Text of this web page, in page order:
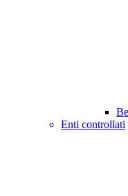
Enti controllati